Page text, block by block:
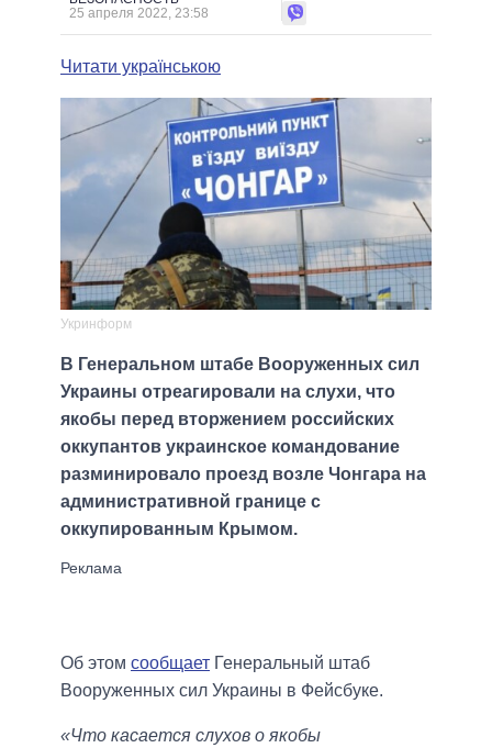
25 апреля 2022, 23:58
Читати українською
Укринформ
В Генеральном штабе Вооруженных сил
Украины отреагировали на слухи, что
якобы перед вторжением российских
оккупантов украинское командование
разминировало проезд возле Чонгара на
административной границе с
оккупированным Крымом.
Об этом сообщает Генеральный штаб
Вооруженных сил Украины в Фейсбуке.
«Что касается слухов о якобы